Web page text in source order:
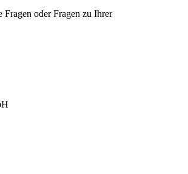
Fragen oder Fragen zu Ihrer